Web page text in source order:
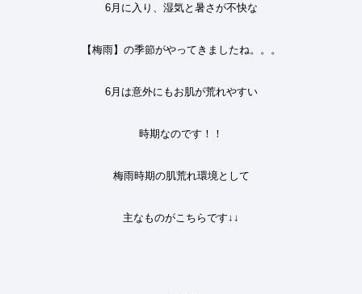
6月に入り、湿気と暑さが不快な
【梅雨】の季節がやってきましたね 。。。
6月は意外にもお肌が荒れやすい
時期なのです ！！
梅雨時期の肌荒れ環境として
主なものがこちらです↓↓